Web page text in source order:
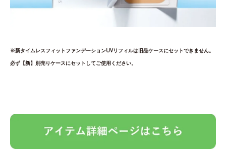
※新タイムレスフィットファンデーションUVリフィルは旧品ケースにセットできません。
必ず【新】別売りケースにセットしてご使用ください。